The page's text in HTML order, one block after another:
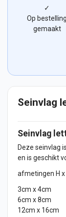
✓
Op bestelling
gemaakt
Seinvlag
Seinvlag
Deze seinvlag
en is geschikt
afmetingen H x
3cm x 4cm
6cm x 8cm
12cm x 16cm